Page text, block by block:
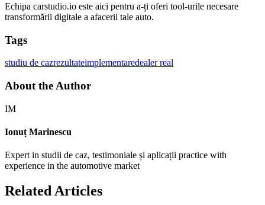
Echipa carstudio.io este aici pentru a-ți oferi tool-urile necesare
transformării digitale a afacerii tale auto.
Tags
studiu de cazrezultateimplementaredealer real
About the Author
IM
Ionuț Marinescu
Expert in studii de caz, testimoniale și aplicații practice with
experience in the automotive market
Related Articles